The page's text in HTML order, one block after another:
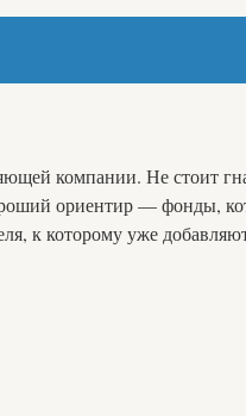
компании. Не стоит
ориентир — фонды,
к которому уже